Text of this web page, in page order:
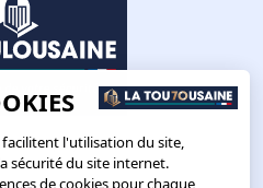
l'utilisation du site,
sécurité du site internet.
de cookies pour chaque